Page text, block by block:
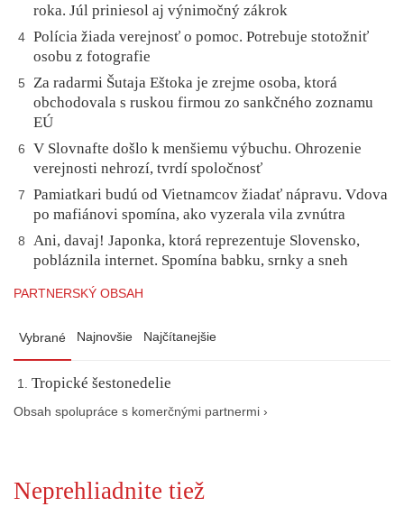
roka. Júl priniesol aj výnimočný zákrok
4 Polícia žiada verejnosť o pomoc. Potrebuje stotožniť
osobu z fotografie
5
Za radarmi Šutaja Eštoka je zrejme osoba, ktorá
obchodovala s ruskou firmou zo sankčného zoznamu
EÚ
6
V Slovnafte došlo k menšiemu výbuchu. Ohrozenie
verejnosti nehrozí, tvrdí spoločnosť
7
Pamiatkari budú od Vietnamcov žiadať nápravu. Vdova
po mafiánovi spomína, ako vyzerala vila zvnútra
8
Ani, davaj! Japonka, ktorá reprezentuje Slovensko,
pobláznila internet. Spomína babku, srnky a sneh
PARTNERSKÝ OBSAH
Vybrané Najnovšie Najčítanejšie
Tropické šestonedelie
Obsah spolupráce s komerčnými partnermi ›
Neprehliadnite tiež